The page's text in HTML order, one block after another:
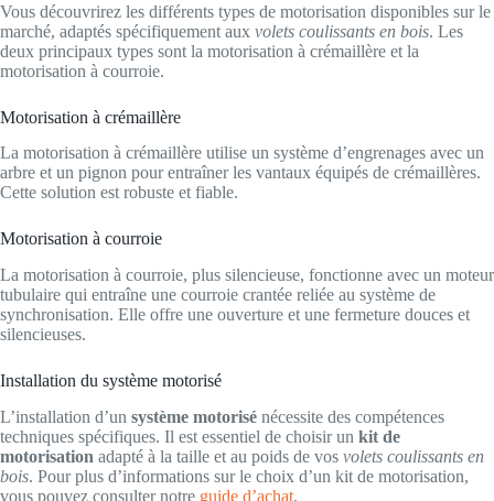
Vous découvrirez les différents types de motorisation disponibles sur le
marché, adaptés spécifiquement aux volets coulissants en bois. Les
deux principaux types sont la motorisation à crémaillère et la
motorisation à courroie.
Motorisation à crémaillère
La motorisation à crémaillère utilise un système d’engrenages avec un
arbre et un pignon pour entraîner les vantaux équipés de crémaillères.
Cette solution est robuste et fiable.
Motorisation à courroie
La motorisation à courroie, plus silencieuse, fonctionne avec un moteur
tubulaire qui entraîne une courroie crantée reliée au système de
synchronisation. Elle offre une ouverture et une fermeture douces et
silencieuses.
Installation du système motorisé
L’installation d’un système motorisé nécessite des compétences
techniques spécifiques. Il est essentiel de choisir un kit de
motorisation adapté à la taille et au poids de vos volets coulissants en
bois. Pour plus d’informations sur le choix d’un kit de motorisation,
vous pouvez consulter notre guide d’achat.